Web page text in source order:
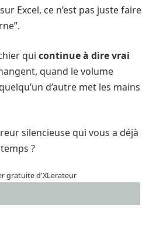
Excel, ce n’est pas juste faire
qui continue à dire vrai
quand le volume
d’autre met les mains
silencieuse qui vous a déjà
?
gratuite d'XLerateur